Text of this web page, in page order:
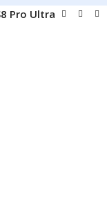
Pro Ultra